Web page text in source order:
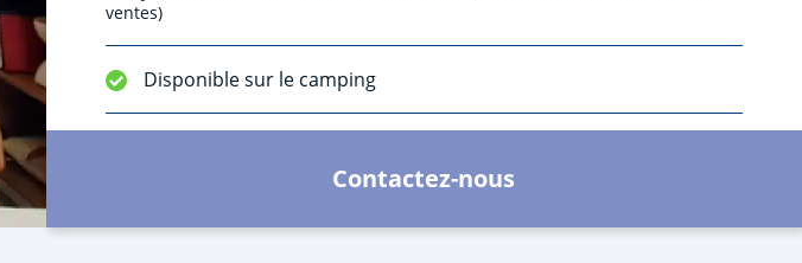
ventes)
Disponible sur le camping
Contactez-nous